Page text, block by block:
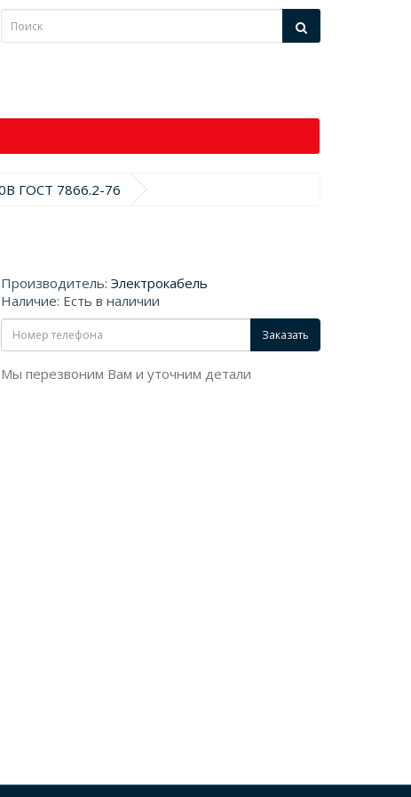
ГОСТ 7866.2-76
Производитель: Электрокабель
Наличие: Есть в наличии
Заказать
Мы перезвоним Вам и уточним детали